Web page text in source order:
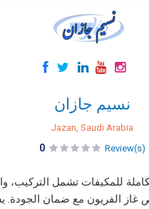
نسيم جازان
Jazan, Saudi Arabia
0 Review(s)
للمكيفات تشمل التركيب،
غاز الفريون مع ضمان الجودة.